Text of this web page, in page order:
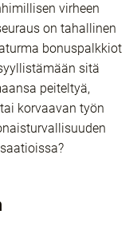
virheen
on tahallinen
bonuspalkkiot
sitä
peiteltyä,
korvaavan työn